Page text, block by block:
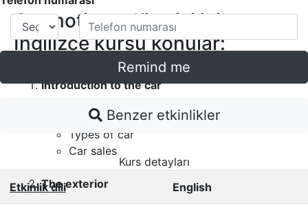
Otomotiv endüstrisi için
İngilizce kursu konular:
Introduction to the car
Factors involved in buying a car
Types of car
Car sales
The exterior
Remind me
Benzer etkinlikler
Kurs detayları
Etkinlik dili
English